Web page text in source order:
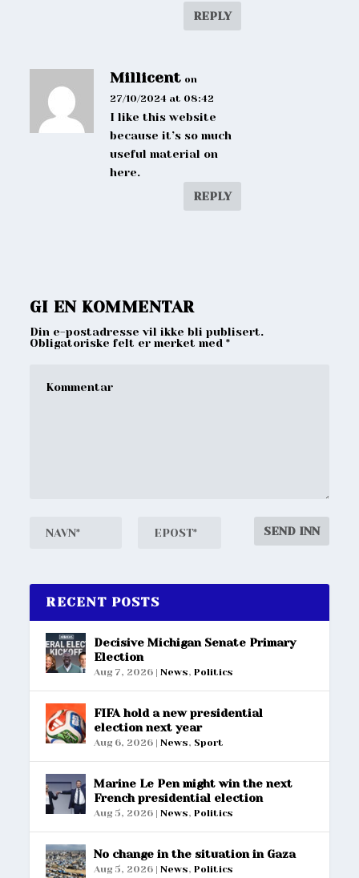
REPLY
Millicent on
27/10/2024 at 08:42
I like this website
because it’s so much
useful material on
here.
REPLY
GI EN KOMMENTAR
Din e-postadresse vil ikke bli publisert.
Obligatoriske felt er merket med*
RECENT POSTS
Decisive Michigan Senate Primary
Election
Aug 7, 2026 |News,Politics
FIFA hold a new presidential
election next year
Aug 6, 2026 |News, Sport
Marine Le Pen might win the next
French presidential election
Aug 5, 2026 |News,Politics
No change in the situation in Gaza
Aug 5, 2026 |News,Politics